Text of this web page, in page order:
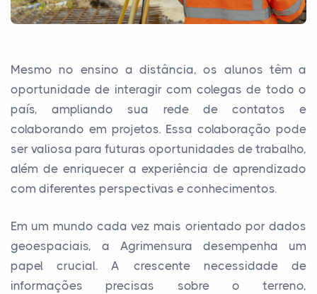
Mesmo no ensino a distância, os alunos têm a
oportunidade de interagir com colegas de todo o
país, ampliando sua rede de contatos e
colaborando em projetos. Essa colaboração pode
ser valiosa para futuras oportunidades de trabalho,
além de enriquecer a experiência de aprendizado
com diferentes perspectivas e conhecimentos.
Em um mundo cada vez mais orientado por dados
geoespaciais, a Agrimensura desempenha um
papel crucial. A crescente necessidade de
informações precisas sobre o terreno,